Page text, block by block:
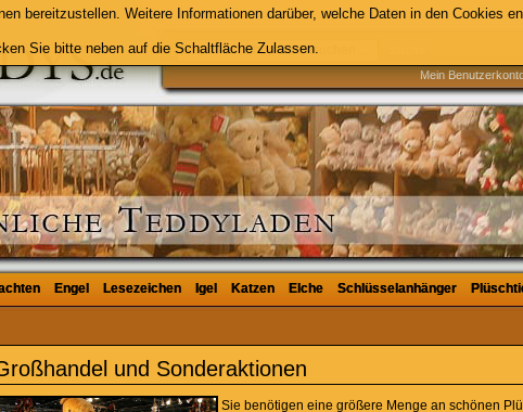
Engel Lesezeichen Igel Katzen Elche Schlüsselanhänger
Engel Lesezeichen Igel Katzen Elche Schlüsselanhänger
Mein
und Sonderaktionen
Sie benötigen eine größere Menge an schönen
bereitzustellen. Weitere Informationen darüber, welche Daten in den Cookies
Sie bitte neben auf die Schaltfläche Zulassen.